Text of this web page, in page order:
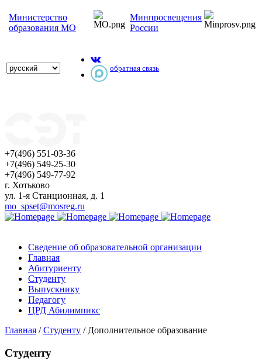
Министерство
образования МО
Минпросвещения
России
обратная связь
+7(496) 551-03-36
+7(496) 549-25-30
+7(496) 549-77-92
г. Хотьково
ул. 1-я Станционная, д. 1
mo_spset@mosreg.ru
Сведение об образовательной организации
Главная
Абитуриенту
Студенту
Выпускнику
Педагогу
ЦРД Абилимпикс
Главная /Студенту / Дополнительное образование
Студенту